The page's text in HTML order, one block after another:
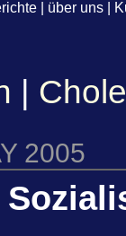
über uns
|
2005